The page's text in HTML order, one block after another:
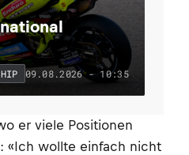
09.08.2026 - 10:35
er viele Positionen
«Ich wollte einfach nicht